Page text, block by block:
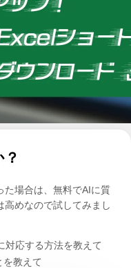
た場合は、無料でAIに質
高めなので試してみまし
対応する方法を教えて
教えて